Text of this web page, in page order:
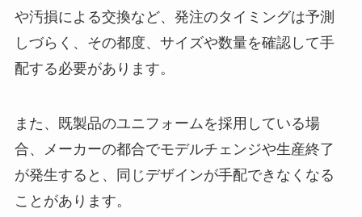
や汚損による交換など、発注のタイミングは予測
しづらく、その都度、サイズや数量を確認して手
配する必要があります。
また、既製品のユニフォームを採用している場
合、メーカーの都合でモデルチェンジや生産終了
が発生すると、同じデザインが手配できなくなる
ことがあります。